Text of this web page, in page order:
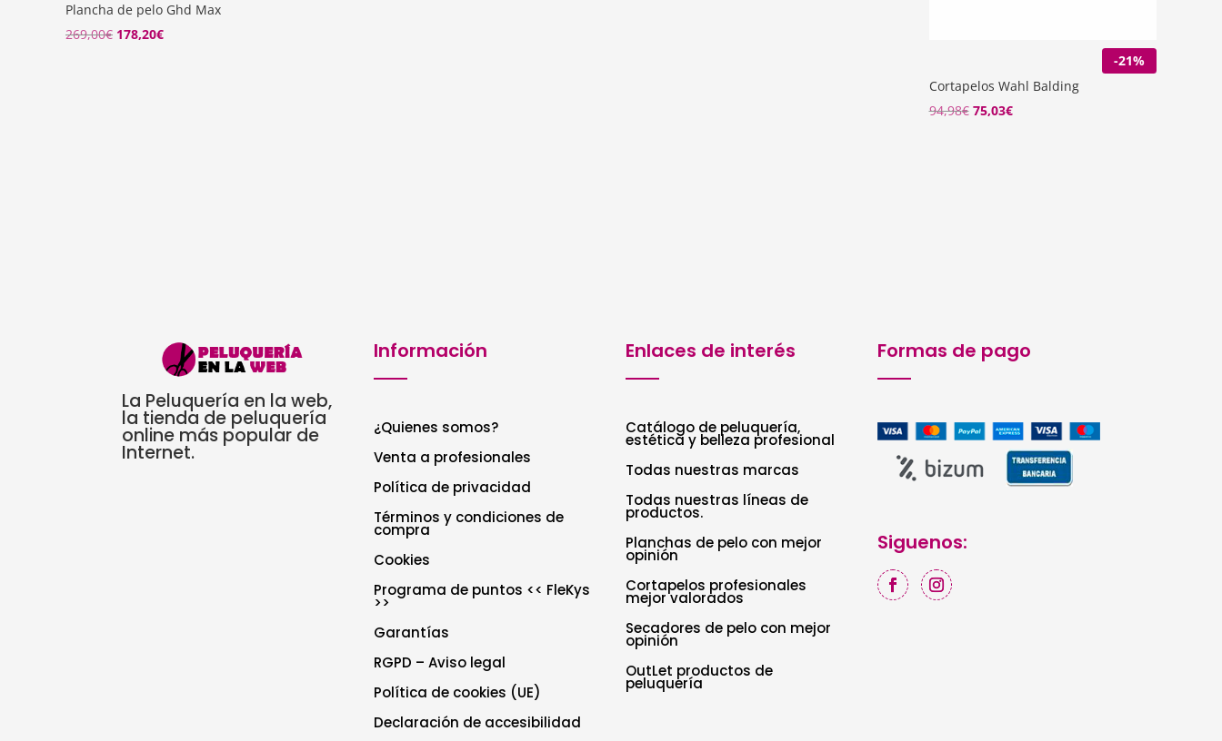
Plancha de pelo Ghd Max
269,00€ El
178,20€El
-21%
Cortapelos Wahl Balding
94,98€ 75,03€
La Peluquería en la web,
la tienda de peluquería
online más popular de
Internet.
Información
¿Quienes somos?
Venta a profesionales
Política de privacidad
Términos y condiciones de
compra
Cookies
Programa de puntos << FleKys
>>
Garantías
RGPD – Aviso legal
Política de cookies (UE)
Declaración de accesibilidad
Enlaces de interés
Catálogo de peluquería,
estética y belleza profesional
Todas nuestras marcas
Todas nuestras líneas de
productos.
Planchas de pelo con mejor
opinión
Cortapelos profesionales
mejor valorados
Secadores de pelo con mejor
opinión
OutLet productos de
peluquería
Formas de pago
Siguenos: